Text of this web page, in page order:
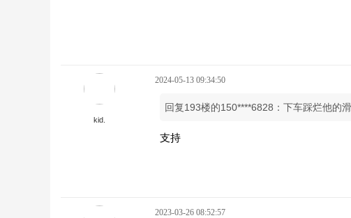
kid.
2024-05-13 09:34:50
回复193楼的150****6828：下车踩烂他的
支持
2023-03-26 08:52:57